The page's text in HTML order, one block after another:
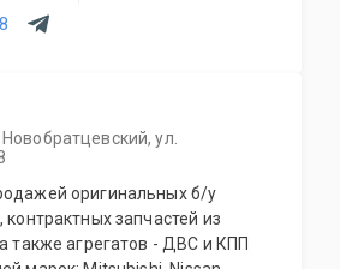
марок Nissan
Almera, X-Trail, Murano,
автозапчастей и
Nissan- весь
Infiniti, Renault. Проводится
установки
оборудования. Выполняется
все основные виды.
для ТО.
ул.
оригинальных б/у
контрактных запчастей из
также агрегатов - ДВС и КПП